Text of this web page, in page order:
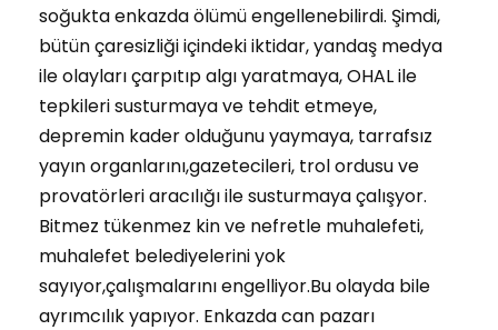
soğukta enkazda ölümü engellenebilirdi. Şimdi,
bütün çaresizliği içindeki iktidar, yandaş medya
ile olayları çarpıtıp algı yaratmaya, OHAL ile
tepkileri susturmaya ve tehdit etmeye,
depremin kader olduğunu yaymaya, tarrafsız
yayın organlarını,gazetecileri, trol ordusu ve
provatörleri aracılığı ile susturmaya çalışyor.
Bitmez tükenmez kin ve nefretle muhalefeti,
muhalefet belediyelerini yok
sayıyor,çalışmalarını engelliyor.Bu olayda bile
ayrımcılık yapıyor. Enkazda can pazarı